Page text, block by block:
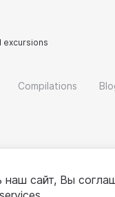
excursions
Compilations
сайт, Вы